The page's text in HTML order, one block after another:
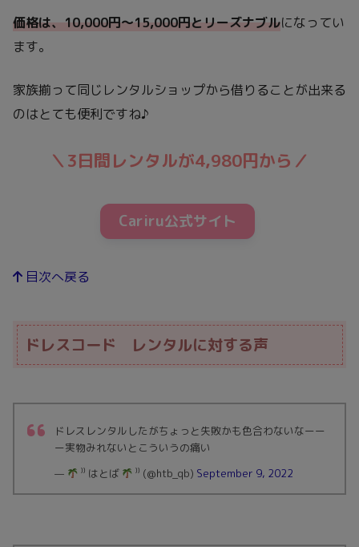
価格は、10,000円～15,000円とリーズナブルになってい
ます。
家族揃って同じレンタルショップから借りることが出来る
のはとても便利ですね♪
＼ 3日間レンタルが4,980円から ／
Cariru公式サイト
目次へ戻る
ドレスコード レンタルに対する声
ドレスレンタルしたがちょっと失敗かも色合わないなーー
ー実物みれないとこういうの痛い
—
⁾⁾ はとば ⁾⁾ (@htb_qb) September 9, 2022